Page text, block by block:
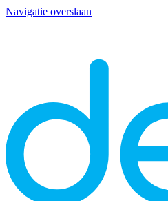
Navigatie overslaan